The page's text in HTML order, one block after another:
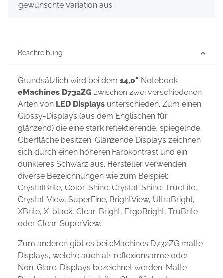
gewünschte Variation aus.
Beschreibung
Grundsätzlich wird bei dem 14,0" Notebook
eMachines D732ZG zwischen zwei verschiedenen
Arten von LED Displays unterschieden. Zum einen
Glossy-Displays (aus dem Englischen für
glänzend) die eine stark reflektierende, spiegelnde
Oberfläche besitzen. Glänzende Displays zeichnen
sich durch einen höheren Farbkontrast und ein
dunkleres Schwarz aus. Hersteller verwenden
diverse Bezeichnungen wie zum Beispiel:
CrystalBrite, Color-Shine, Crystal-Shine, TrueLife,
Crystal-View, SuperFine, BrightView, UltraBright,
XBrite, X-black, Clear-Bright, ErgoBright, TruBrite
oder Clear-SuperView.
Zum anderen gibt es bei eMachines D732ZG matte
Displays, welche auch als reflexionsarme oder
Non-Glare-Displays bezeichnet werden. Matte